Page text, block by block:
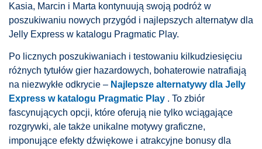
Kasia, Marcin i Marta kontynuują swoją podróż w
poszukiwaniu nowych przygód i najlepszych alternatyw dla
Jelly Express w katalogu Pragmatic Play.
Po licznych poszukiwaniach i testowaniu kilkudziesięciu
różnych tytułów gier hazardowych, bohaterowie natrafiają
na niezwykłe odkrycie – Najlepsze alternatywy dla Jelly
Express w katalogu Pragmatic Play . To zbiór
fascynujących opcji, które oferują nie tylko wciągające
rozgrywki, ale także unikalne motywy graficzne,
imponujące efekty dźwiękowe i atrakcyjne bonusy dla